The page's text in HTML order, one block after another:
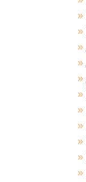
»
»
»
»
»
»
»
»
»
»
»